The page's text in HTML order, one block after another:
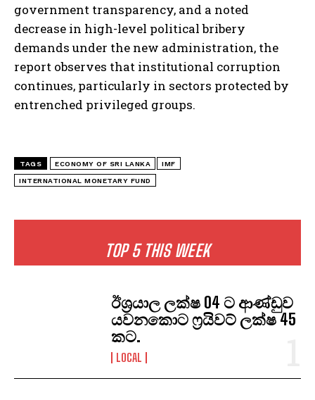
TOP 5 THIS WEEK
ඊශ්‍රයාල ලක්ෂ 04 ට ආණ්ඩුව
යවනකොට ෆ්‍රයිවට් ලක්ෂ 45
කට.
LOCAL
government transparency, and a noted
decrease in high-level political bribery
demands under the new administration, the
report observes that institutional corruption
continues, particularly in sectors protected by
entrenched privileged groups.
TAGS ECONOMY OF SRI LANKA IMF
INTERNATIONAL MONETARY FUND